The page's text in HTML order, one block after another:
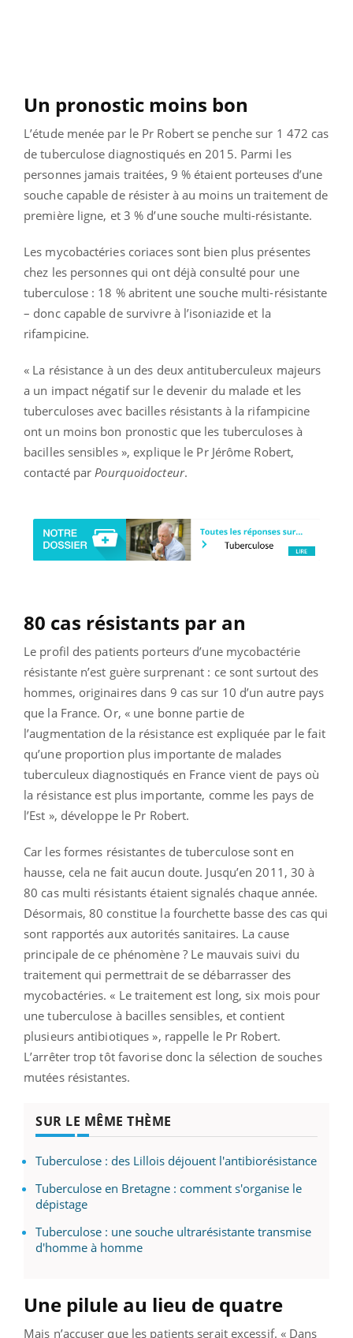
Un pronostic moins bon
L’étude menée par le Pr Robert se penche sur 1 472 cas
de tuberculose diagnostiqués en 2015. Parmi les
personnes jamais traitées, 9 % étaient porteuses d’une
souche capable de résister à au moins un traitement de
première ligne, et 3 % d’une souche multi-résistante.
Les mycobactéries coriaces sont bien plus présentes
chez les personnes qui ont déjà consulté pour une
tuberculose : 18 % abritent une souche multi-résistante
– donc capable de survivre à l’isoniazide et la
rifampicine.
« La résistance à un des deux antituberculeux majeurs
a un impact négatif sur le devenir du malade et les
tuberculoses avec bacilles résistants à la rifampicine
ont un moins bon pronostic que les tuberculoses à
bacilles sensibles », explique le Pr Jérôme Robert,
contacté parPourquoidocteur.
80 cas résistants par an
Le profil des patients porteurs d’une mycobactérie
résistante n’est guère surprenant : ce sont surtout des
hommes, originaires dans 9 cas sur 10 d’un autre pays
que la France. Or, « une bonne partie de
l’augmentation de la résistance est expliquée par le fait
qu’une proportion plus importante de malades
tuberculeux diagnostiqués en France vient de pays où
la résistance est plus importante, comme les pays de
l’Est », développe le Pr Robert.
Car les formes résistantes de tuberculose sont en
hausse, cela ne fait aucun doute. Jusqu’en 2011, 30 à
80 cas multi résistants étaient signalés chaque année.
Désormais, 80 constitue la fourchette basse des cas qui
sont rapportés aux autorités sanitaires. La cause
principale de ce phénomène ? Le mauvais suivi du
traitement qui permettrait de se débarrasser des
mycobactéries. « Le traitement est long, six mois pour
une tuberculose à bacilles sensibles, et contient
plusieurs antibiotiques », rappelle le Pr Robert.
L’arrêter trop tôt favorise donc la sélection de souches
mutées résistantes.
SUR LE MÊME THÈME
Tuberculose : des Lillois déjouent l'antibiorésistance
Tuberculose en Bretagne : comment s'organise le
dépistage
Tuberculose : une souche ultrarésistante transmise
d'homme à homme
Une pilule au lieu de quatre
Mais n’accuser que les patients serait excessif. « Dans